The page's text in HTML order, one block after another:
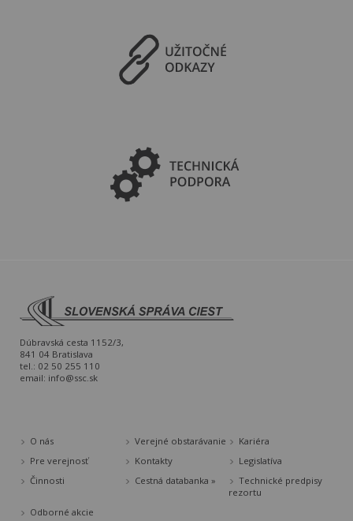
Dúbravská cesta 1152/3,
841 04 Bratislava
tel.: 02 50 255 110
email: info@ssc.sk
O nás Verejné obstarávanie
Kariéra
Pre verejnosť
Kontakty
Legislatíva
Činnosti
Cestná databanka »
Technické predpisy
rezortu
Odborné akcie